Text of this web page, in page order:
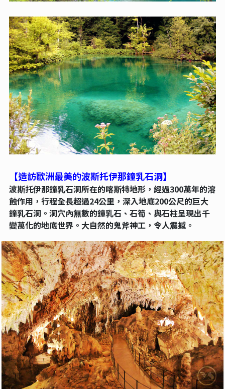
【造訪歐洲最美的波斯托伊那鐘乳石洞】
波斯托伊那鐘乳石洞所在的喀斯特地形，經過300萬年的溶
蝕作用，行程全長超過24公里，深入地底200公尺的巨大
鐘乳石洞。洞穴內無數的鐘乳石、石筍、與石柱呈現出千
變萬化的地底世界。大自然的鬼斧神工，令人震撼。